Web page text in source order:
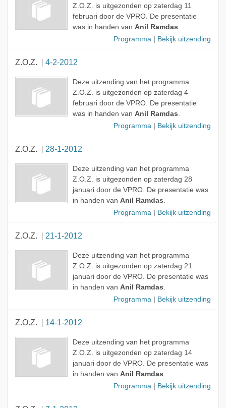
Z.O.Z. is uitgezonden op zaterdag 11
februari door de VPRO. De presentatie
was in handen van Anil Ramdas.
Programma
Bekijk uitzending
Z.O.Z. 4-2-2012
Deze uitzending van het programma
Z.O.Z. is uitgezonden op zaterdag 4
februari door de VPRO. De presentatie
was in handen van Anil Ramdas.
Programma
Bekijk uitzending
Z.O.Z. 28-1-2012
Deze uitzending van het programma
Z.O.Z. is uitgezonden op zaterdag 28
januari door de VPRO. De presentatie was
in handen van Anil Ramdas.
Programma
Bekijk uitzending
Z.O.Z. 21-1-2012
Deze uitzending van het programma
Z.O.Z. is uitgezonden op zaterdag 21
januari door de VPRO. De presentatie was
in handen van Anil Ramdas.
Programma
Bekijk uitzending
Z.O.Z. 14-1-2012
Deze uitzending van het programma
Z.O.Z. is uitgezonden op zaterdag 14
januari door de VPRO. De presentatie was
in handen van Anil Ramdas.
Programma
Bekijk uitzending